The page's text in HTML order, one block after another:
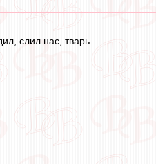
слил нас, тварь